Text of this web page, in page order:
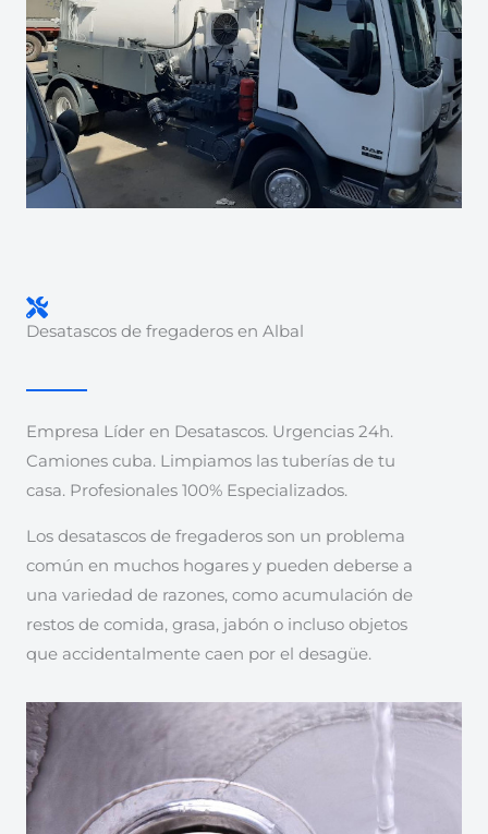
Desatascos de fregaderos en Albal
Empresa Líder en Desatascos. Urgencias 24h.
Camiones cuba. Limpiamos las tuberías de tu
casa. Profesionales 100% Especializados.
Los desatascos de fregaderos son un problema
común en muchos hogares y pueden deberse a
una variedad de razones, como acumulación de
restos de comida, grasa, jabón o incluso objetos
que accidentalmente caen por el desagüe.